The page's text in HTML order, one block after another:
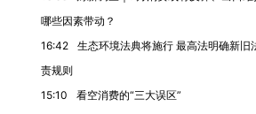
哪些因素带动？
16:42
生态环境法典将施行 最高法明确新旧
责规则
15:10
看空消费的“三大误区”